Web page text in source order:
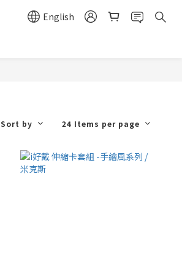
English
Sort by 24 Items per page